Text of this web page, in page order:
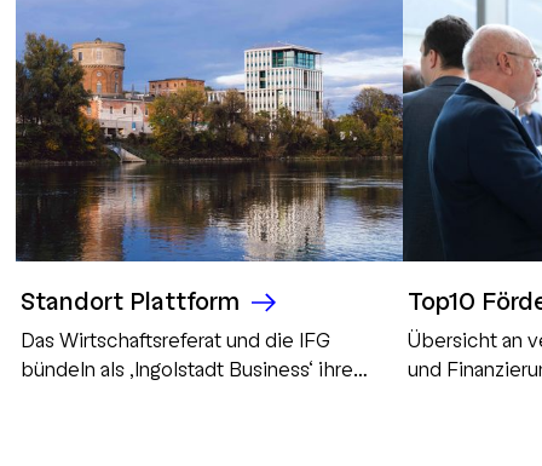
Standort Plattform
Das Wirtschaftsreferat und die IFG
bündeln als ‚Ingolstadt Business‘ ihre
Top10
Übersicht an
und